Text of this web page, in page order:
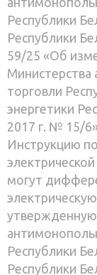
Республики
Республики
59/25 «Об
Министерства
торговли
энергетики
2017 г. № 15/
Инструкцию
могут
Республики
Республики